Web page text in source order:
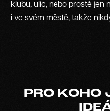
klubu, ulic, nebo prostě jen
i ve svém městě, takže
PRO KOHO